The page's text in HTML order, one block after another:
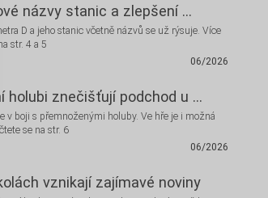
názvy stanic a zlepšení …
D a jeho stanic včetně názvů se už rýsuje. Více
str. 4 a 5
06/2026
holubi znečišťují podchod u …
v boji s přemnoženými holuby. Ve hře je i možná
se na str. 6
06/2026
vznikají zajímavé noviny